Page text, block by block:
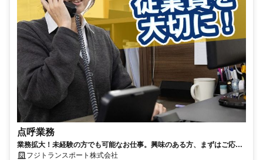
点呼業務
業務拡大！未経験の方でも可能なお仕事。興味のある方、まずはご応募
ください。お待ちしております！
フジトランスポート株式会社